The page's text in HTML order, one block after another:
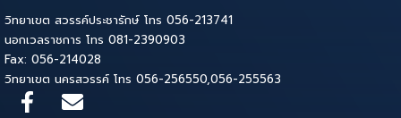
วิทยาเขต สวรรค์ประชารักษ์ โทร 056-213741
นอกเวลราชการ โทร 081-2390903
Fax: 056-214028
วิทยาเขต นครสวรรค์ โทร 056-256550,056-255563